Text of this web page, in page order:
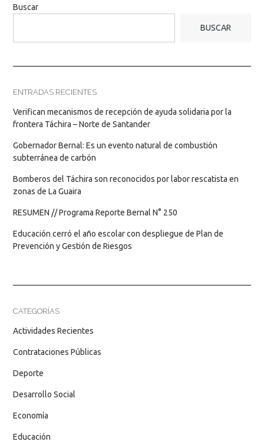
Buscar
BUSCAR
ENTRADAS RECIENTES
Verifican mecanismos de recepción de ayuda solidaria por la
frontera Táchira – Norte de Santander
Gobernador Bernal: Es un evento natural de combustión
subterránea de carbón
Bomberos del Táchira son reconocidos por labor rescatista en
zonas de La Guaira
RESUMEN // Programa Reporte Bernal N° 250
Educación cerró el año escolar con despliegue de Plan de
Prevención y Gestión de Riesgos
CATEGORÍAS
Actividades Recientes
Contrataciones Públicas
Deporte
Desarrollo Social
Economía
Educación